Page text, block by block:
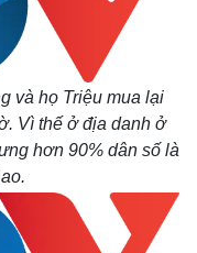
và họ Triệu mua lại
Vì thế ở địa danh ở
hơn 90% dân số là